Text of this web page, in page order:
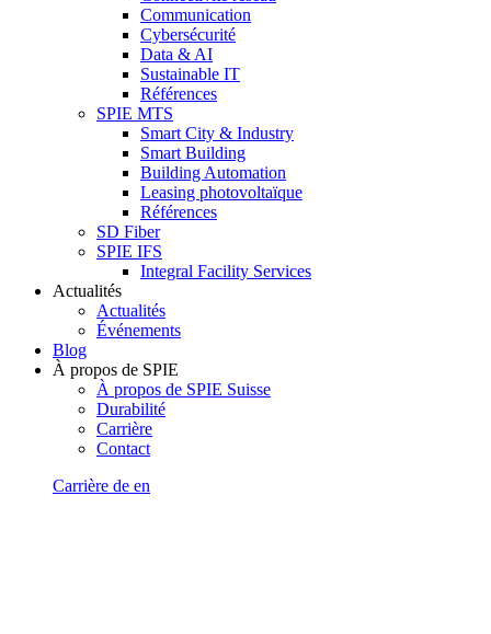
Communication
Cybersécurité
Data & AI
Sustainable IT
Références
SPIE MTS
Smart City & Industry
Smart Building
Building Automation
Leasing photovoltaïque
Références
SD Fiber
SPIE IFS
Integral Facility Services
Actualités
Actualités
Événements
Blog
À propos de SPIE
À propos de SPIE Suisse
Durabilité
Carrière
Contact
Carrière de en